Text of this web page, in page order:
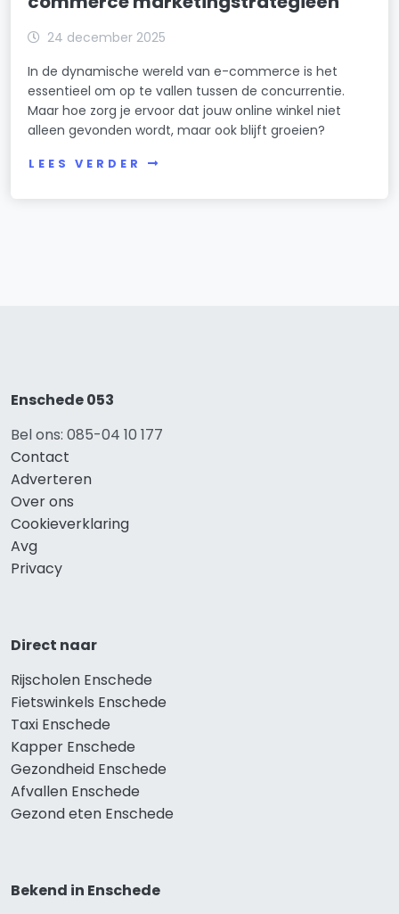
24 december 2025
In de dynamische wereld van e-commerce is het
essentieel om op te vallen tussen de concurrentie.
Maar hoe zorg je ervoor dat jouw online winkel niet
alleen gevonden wordt, maar ook blijft groeien?
LEES VERDER
Enschede 053
Bel ons: 085-04 10 177
Contact
Adverteren
Over ons
Cookieverklaring
Avg
Privacy
Direct naar
Rijscholen Enschede
Fietswinkels Enschede
Taxi Enschede
Kapper Enschede
Gezondheid Enschede
Afvallen Enschede
Gezond eten Enschede
Bekend in Enschede